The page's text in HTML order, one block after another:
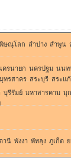
พิษณุโลก ลำปาง ลำพูน
ครนายก นครปฐม นนท
ทรสาคร สระบุรี สระแ
บุรีรัมย์ มหาสารคาม มุ
านี พังงา พัทลุง ภูเก็ต